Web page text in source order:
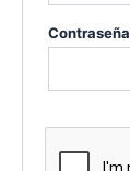
Contraseña